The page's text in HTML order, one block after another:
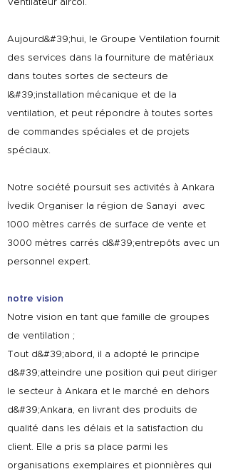
Ventilateur aircol.
Aujourd&#39;hui, le Groupe Ventilation fournit
des services dans la fourniture de matériaux
dans toutes sortes de secteurs de
l&#39;installation mécanique et de la
ventilation, et peut répondre à toutes sortes
de commandes spéciales et de projets
spéciaux.
Notre société poursuit ses activités à Ankara
İvedik Organiser la région de Sanayi avec
1000 mètres carrés de surface de vente et
3000 mètres carrés d&#39;entrepôts avec un
personnel expert.
notre vision
Notre vision en tant que famille de groupes
de ventilation ;
Tout d&#39;abord, il a adopté le principe
d&#39;atteindre une position qui peut diriger
le secteur à Ankara et le marché en dehors
d&#39;Ankara, en livrant des produits de
qualité dans les délais et la satisfaction du
client. Elle a pris sa place parmi les
organisations exemplaires et pionnières qui